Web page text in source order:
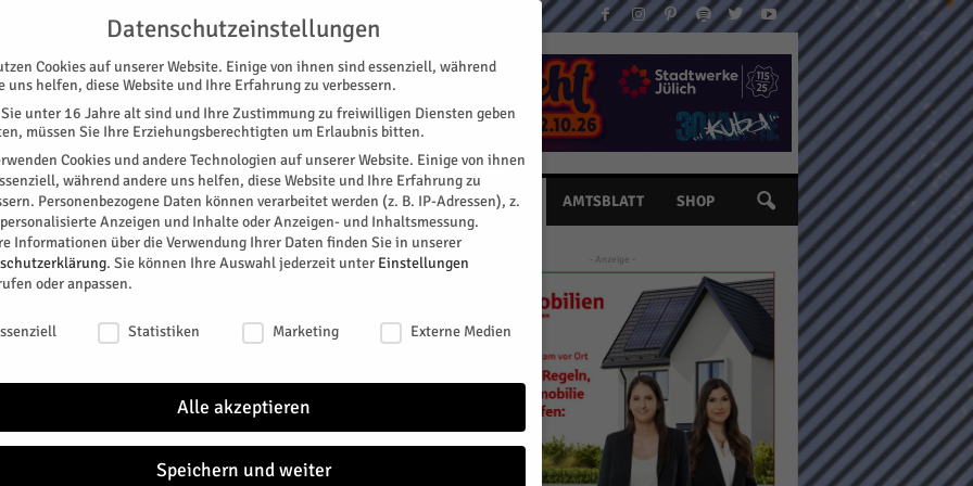
KONTAKT
SPEZIAL E-PAPER KINO GALERIE TERMINE AMTSBLATT SHOP
FRAU IN FLAMMEN
- Anzeige -
Datenschutzeinstellungen
Cookies auf unserer Website. Einige von ihnen sind essenziell, während
uns helfen, diese Website und Ihre Erfahrung zu verbessern.
unter 16 Jahre alt sind und Ihre Zustimmung zu freiwilligen Diensten geben
müssen Sie Ihre Erziehungsberechtigten um Erlaubnis bitten.
Cookies und andere Technologien auf unserer Website. Einige von ihnen
während andere uns helfen, diese Website und Ihre Erfahrung zu
Personenbezogene Daten können verarbeitet werden (z. B. IP-Adressen), z.
Anzeigen und Inhalte oder Anzeigen- und Inhaltsmessung.
Informationen über die Verwendung Ihrer Daten finden Sie in unserer
. Sie können Ihre Auswahl jederzeit unter Einstellungen
oder anpassen.
Statistiken Marketing Externe Medien
Alle akzeptieren
Speichern und weiter